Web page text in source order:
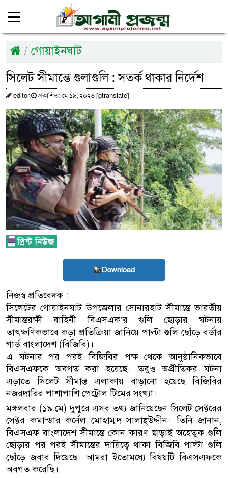
গোয়াইনঘাট
সিলেট সীমান্তে গুলাগুলি : সতর্ক থাকার নির্দেশ
editor প্রকাশিত: মে ১৯, ২০২৬ [gtranslate]
Download
নিজস্ব প্রতিবেদক :
সিলেটের গোয়াইনঘাট উপজেলার সোনারহাট সীমান্তে ভারতীয়
সীমান্তরক্ষী বাহিনী বিএসএফ’র গুলি ছোড়ার ঘটনায়
তাৎক্ষণিকভাবে কড়া প্রতিক্রিয়া জানিয়ে পাল্টা গুলি ছোঁড়ে বর্ডার
গার্ড বাংলাদেশ (বিজিবি)।
এ ঘটনার পর পরই বিজিবির পক্ষ থেকে আনুষ্ঠানিকভাবে
বিএসএফকে অবগত করা হয়েছে। তবুও অপ্রীতিকর ঘটনা
এড়াতে সিলেট সীমান্ত এলাকায় বাড়ানো হয়েছে বিজিবির
নজরদারির পাশাপাশি পেট্রোল টিমের সংখ্যা।
মঙ্গলবার (১৯ মে) দুপুরে এসব তথ্য জানিয়েছেন সিলেট সেক্টরের
সেক্টর কমান্ডার কর্নেল মোহাম্মদ সালাহ্উদ্দীন। তিনি জানান,
বিএসএফ বাংলাদেশ সীমান্তে কোন কারণ ছাড়াই অহেতুক গুলি
ছোঁড়ার পর পরই সীমান্তের দায়িত্বে থাকা বিজিবি পাল্টা গুলি
ছোঁড়ে জবাব দিয়েছে। আমরা ইতোমধ্যে বিষয়টি বিএসএফকে
অবগত করেছি।